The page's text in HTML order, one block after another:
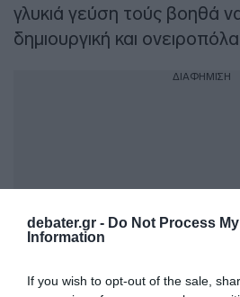
debater.gr - Do Not Process
Information
If you wish to opt-out of the sale,
γλυκιά γεύση τούς βοηθά
δημιουργική και
ΔΙΑΦΗΜΙΣΗ